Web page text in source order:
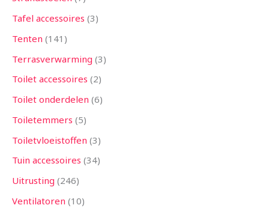
Tafel accessoires 3
Tenten 141
Terrasverwarming 3
Toilet accessoires 2
Toilet onderdelen 6
Toiletemmers 5
Toiletvloeistoffen 3
Tuin accessoires 34
Uitrusting 246
Ventilatoren 10